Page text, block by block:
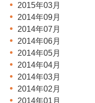
2015年03月
2014年09月
2014年07月
2014年06月
2014年05月
2014年04月
2014年03月
2014年02月
2014年01月